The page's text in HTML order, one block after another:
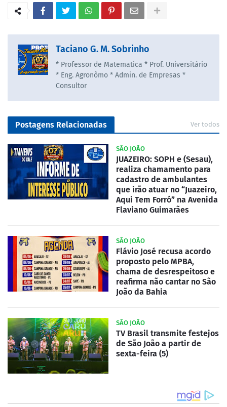
Taciano G. M. Sobrinho
* Professor de Matematica * Prof. Universitário
* Eng. Agronômo * Admin. de Empresas *
Consultor
Postagens Relacionadas Ver todos
SÃO JOÃO
JUAZEIRO: SOPH e (Sesau),
realiza chamamento para
cadastro de ambulantes
que irão atuar no “Juazeiro,
Aqui Tem Forró” na Avenida
Flaviano Guimarães
SÃO JOÃO
Flávio José recusa acordo
proposto pelo MPBA,
chama de desrespeitoso e
reafirma não cantar no São
João da Bahia
SÃO JOÃO
TV Brasil transmite festejos
de São João a partir de
sexta-feira (5)